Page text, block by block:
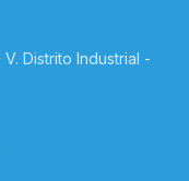
Distrito Industrial -